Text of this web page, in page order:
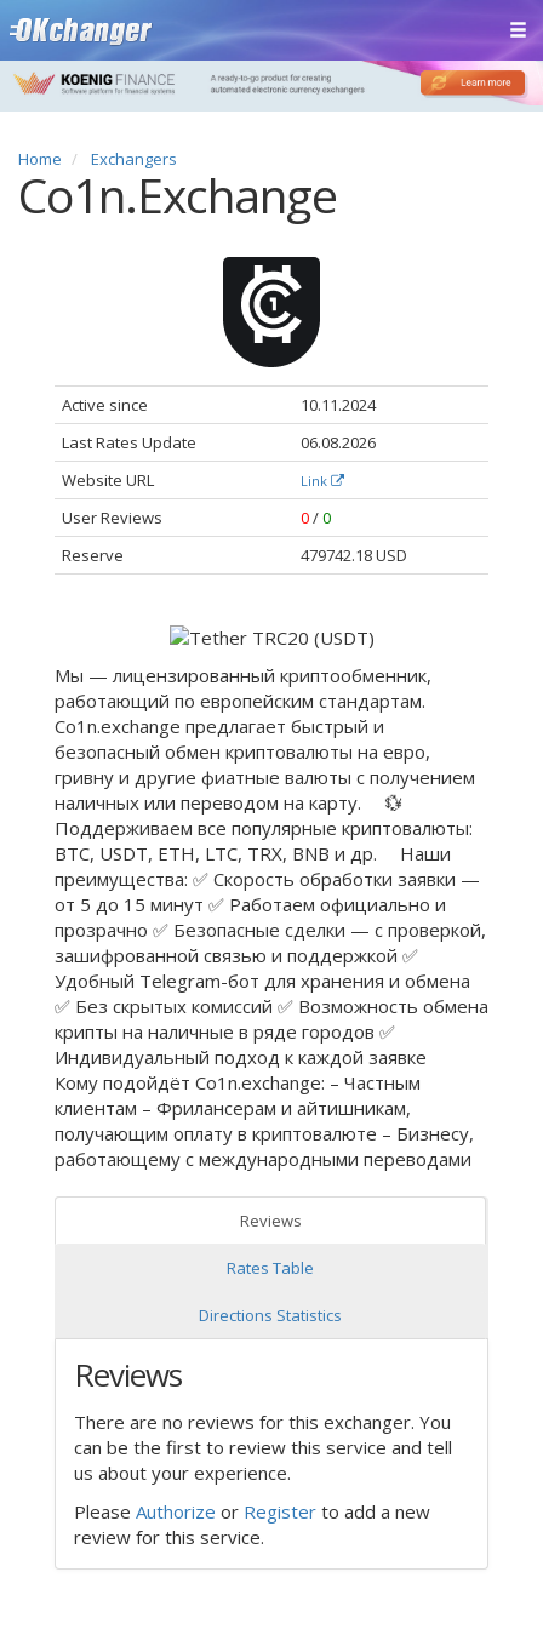
Home Exchangers
Co1n.Exchange
Active since
10.11.2024
Last Rates Update
06.08.2026
Website URL
Link
User Reviews 0/0
Reserve
479742.18 USD
Мы — лицензированный криптообменник,
работающий по европейским стандартам.
Co1n.exchange предлагает быстрый и
безопасный обмен криптовалюты на евро,
гривну и другие фиатные валюты с получением
наличных или переводом на карту. ⠀ 💱
Поддерживаем все популярные криптовалюты:
BTC, USDT, ETH, LTC, TRX, BNB и др. ⠀ Наши
преимущества: ✅ Скорость обработки заявки —
от 5 до 15 минут ✅ Работаем официально и
прозрачно ✅ Безопасные сделки — с проверкой,
зашифрованной связью и поддержкой ✅
Удобный Telegram-бот для хранения и обмена
✅ Без скрытых комиссий ✅ Возможность обмена
крипты на наличные в ряде городов ✅
Индивидуальный подход к каждой заявке ⠀
Кому подойдёт Co1n.exchange: – Частным
клиентам – Фрилансерам и айтишникам,
получающим оплату в криптовалюте – Бизнесу,
работающему с международными переводами
Reviews
Rates Table
Directions Statistics
Reviews
There are no reviews for this exchanger. You
can be the first to review this service and tell
us about your experience.
Please Authorize or Register to add a new
review for this service.